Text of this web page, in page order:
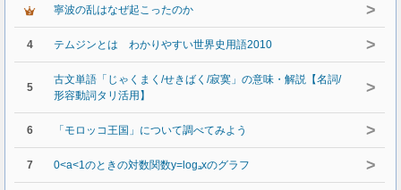
寧波の乱はなぜ起こったのか >
4 テムジンとは わかりやすい世界史用語2010 >
5
古文単語「じゃくまく/せきばく/寂寞」の意味・解説【名詞/
形容動詞タリ活用】
>
6 「モロッコ王国」について調べてみよう >
7 0<a<1のときの対数関数y=logₐxのグラフ >